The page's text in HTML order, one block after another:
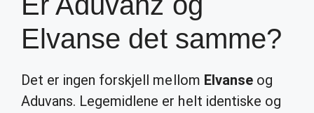
Elvanse det samme?
Det er ingen forskjell mellom Elvanseog
Aduvans. Legemidlene er helt identiske og